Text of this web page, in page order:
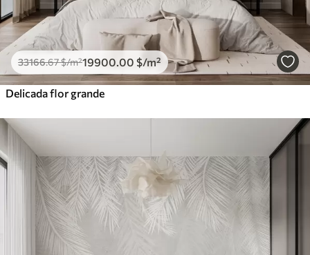
33166.67$/m²19900 .00 $/m²
Delicada flor grande